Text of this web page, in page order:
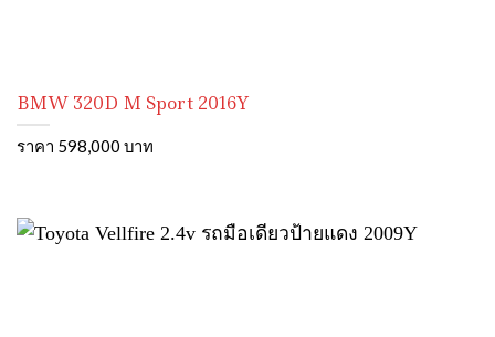
BMW 320D M Sport 2016Y
ราคา 598,000 บาท